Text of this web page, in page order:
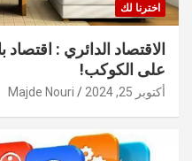
اخترنا لك
الاقتصاد الدائري :
على الكوكب!
أكتوبر 25, 2024 Majde Nouri